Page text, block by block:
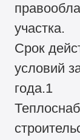
участка.
Срок
условий
года.1